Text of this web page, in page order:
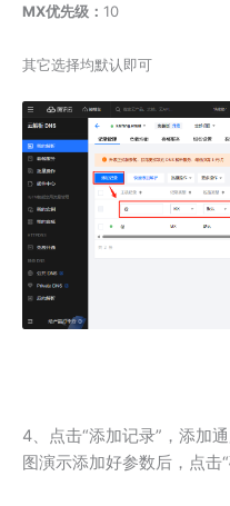
MX优先级： 10
其它选择均默认即可
4、点击“添加记录”，添加
图演示添加好参数后，点击“